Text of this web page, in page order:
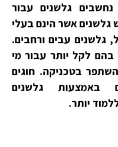
נחשבים גלשנים עבור
אשר הינם בעלי
גלשנים עבים ורחבים.
לקל יותר עבור מי
בטכניקה. חוגים
באמצעות גלשנים
יותר.